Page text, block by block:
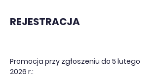
REJESTRACJA
Promocja przy zgłoszeniu do 5 lutego
2026 r.: